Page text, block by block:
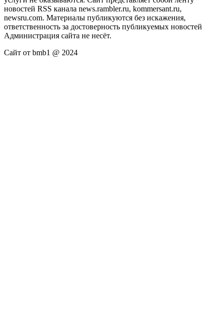
новостей RSS канала news.rambler.ru, kommersant.ru,
newsru.com. Материалы публикуются без искажения,
ответственность за достоверность публикуемых новостей
Администрация сайта не несёт.
Сайт от bmb1 @ 2024